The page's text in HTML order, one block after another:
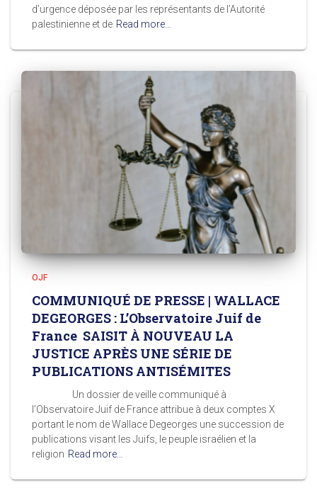
d’urgence déposée par les représentants de l’Autorité
palestinienne et de Read more…
OJF
COMMUNIQUÉ DE PRESSE | WALLACE
DEGEORGES : L’Observatoire Juif de
France SAISIT À NOUVEAU LA
JUSTICE APRÈS UNE SÉRIE DE
PUBLICATIONS ANTISÉMITES
Un dossier de veille communiqué à
l’Observatoire Juif de France attribue à deux comptes X
portant le nom de Wallace Degeorges une succession de
publications visant les Juifs, le peuple israélien et la
religion Read more…